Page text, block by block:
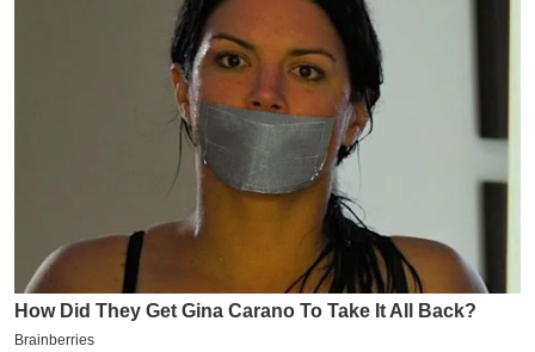
6
क्रा